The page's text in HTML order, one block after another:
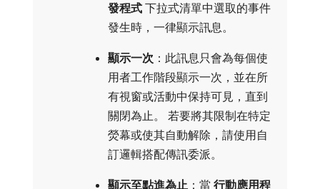
發程式 ​下拉式清單中選取的事件
發生時，一律顯示訊息。
顯示一次 ：此訊息只會為每個使
用者工作階段顯示一次，並在所
有視窗或活動中保持可見，直到
關閉為止。 若要將其限制在特定
熒幕或使其自動解除，請使用自
訂邏輯搭配傳訊委派。
顯示至點進為止 ：當​ 行動應用程